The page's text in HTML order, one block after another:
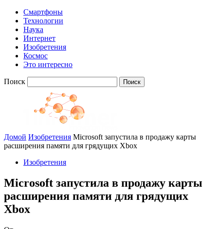
Смартфоны
Технологии
Наука
Интернет
Изобретения
Космос
Это интересно
Поиск
Домой Изобретения Microsoft запустила в продажу карты
расширения памяти для грядущих Xbox
Изобретения
Microsoft запустила в продажу карты
расширения памяти для грядущих
Xbox